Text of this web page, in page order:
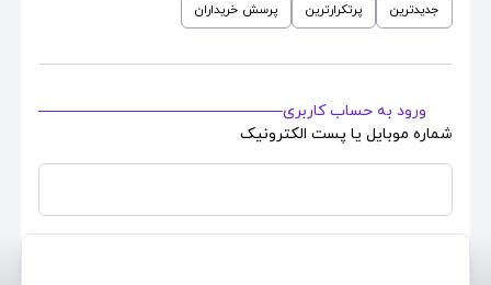
جدیدترین
پرتکرارترین پرسش خریداران
ورود به حساب کاربری
شماره موبایل یا پست الکترونیک